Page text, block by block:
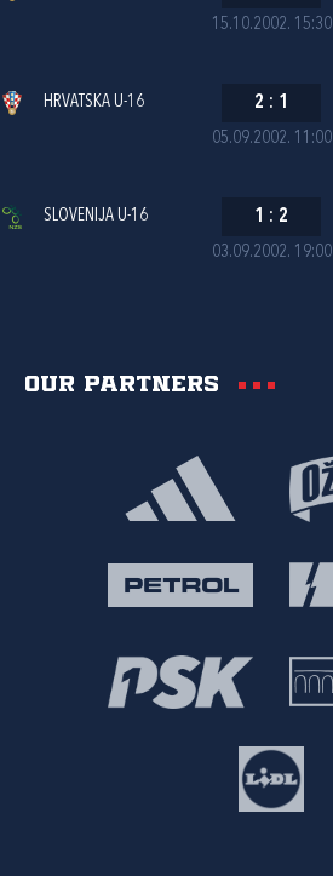
15.10.2002. 15:30
05.09.2002. 11:00
HRVATSKA U-16 2 : 1
03.09.2002. 19:00
SLOVENIJA U-16 1 : 2
Our partners